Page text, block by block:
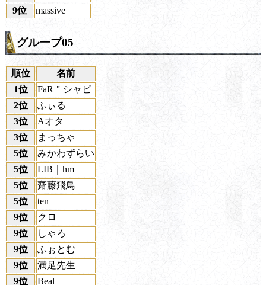
9位
massive
グループ05
順位
名前
1位
FaR＂シャビ
2位
ふぃる
3位
Aオタ
3位
まっちゃ
5位
みかわずらい
5位
LIB｜hm
5位
齋藤飛鳥
5位
ten
9位
クロ
9位
しゃろ
9位
ふぉとむ
9位
満足先生
9位
Beal